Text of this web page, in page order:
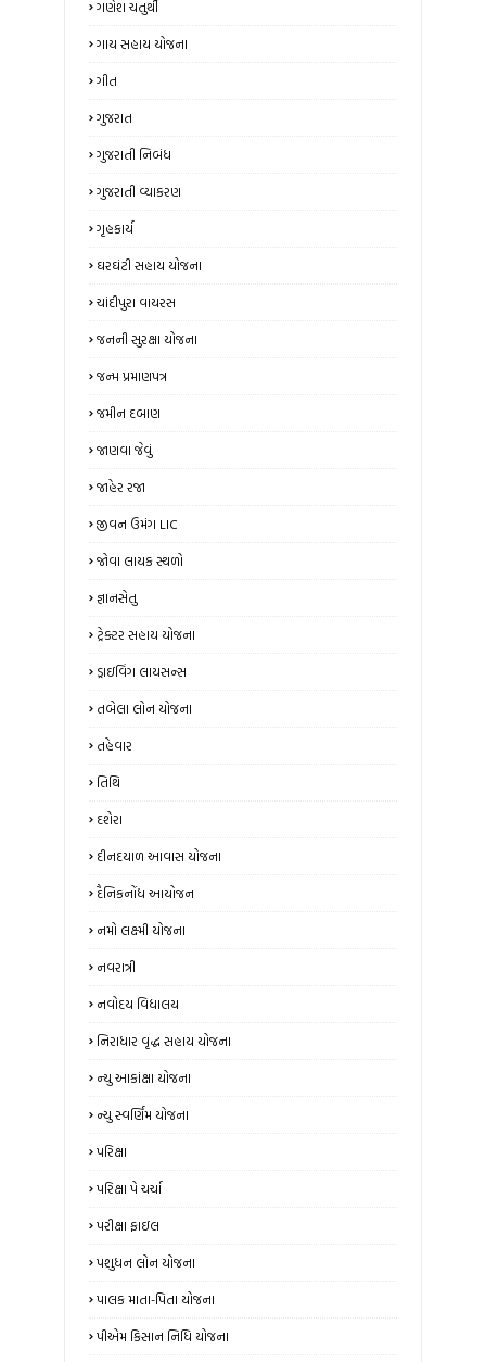
ગણેશ ચતુર્થી
ગાય સહાય યોજના
ગીત
ગુજરાત
ગુજરાતી નિબંધ
ગુજરાતી વ્યાકરણ
ગૃહકાર્ય
ઘરઘંટી સહાય યોજના
ચાંદીપુરા વાયરસ
જનની સુરક્ષા યોજના
જન્મ પ્રમાણપત્ર
જમીન દબાણ
જાણવા જેવું
જાહેર રજા
જીવન ઉમંગ LIC
જોવા લાયક સ્થળો
જ્ઞાનસેતુ
ટ્રેક્ટર સહાય યોજના
ડ્રાઇવિંગ લાયસન્સ
તબેલા લોન યોજના
તહેવાર
તિથિ
દશેરા
દીનદયાળ આવાસ યોજના
દૈનિકનોંધ આયોજન
નમો લક્ષ્મી યોજના
નવરાત્રી
નવોદય વિદ્યાલય
નિરાધાર વૃદ્ધ સહાય યોજના
ન્‍યુ આકાંક્ષા યોજના
ન્યુ સ્‍વર્ણિમ યોજના
પરિક્ષા
પરિક્ષા પે ચર્ચા
પરીક્ષા ફાઇલ
પશુધન લોન યોજના
પાલક માતા-પિતા યોજના
પીએમ કિસાન નિધિ યોજના